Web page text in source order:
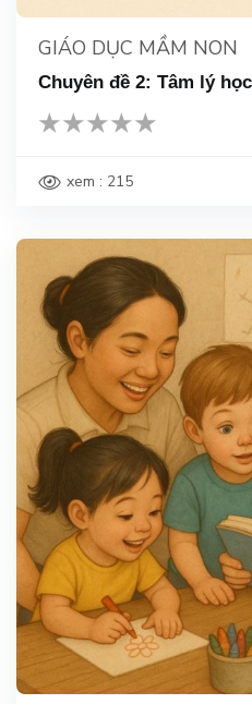
GIÁO DỤC MẦM NON
Chuyên đề 2: Tâm lý
xem : 215